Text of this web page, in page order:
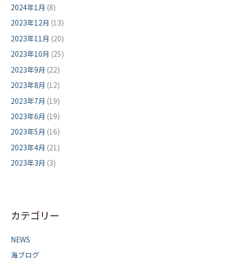
2024年1月 (8)
2023年12月 (13)
2023年11月 (20)
2023年10月 (25)
2023年9月 (22)
2023年8月 (12)
2023年7月 (19)
2023年6月 (19)
2023年5月 (16)
2023年4月 (21)
2023年3月 (3)
カテゴリー
NEWS
海ブログ